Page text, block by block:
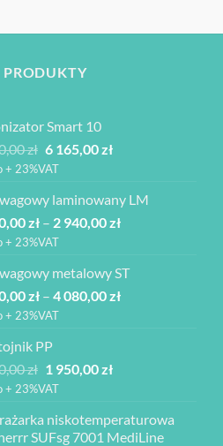
Smart 10
zł Pierwotna
cena
6
850,00 zł.
6 165,00złAktualna
6
165,00 zł.
+ 23%VAT
laminowany LM
zł – 2 940,00złZakres
2
760,00 zł
+ 23%VAT
metalowy ST
zł – 4 080,00złZakres
080,00 zł
+ 23%VAT
PP
zł Pierwotna
cena
2
000,00 zł.
1 950,00złAktualna
1
950,00 zł.
+ 23%VAT
niskotemperaturowa
SUFsg 7001 MediLine